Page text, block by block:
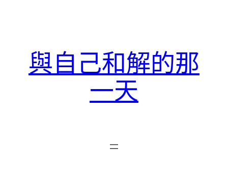
與自己和解的那
一天